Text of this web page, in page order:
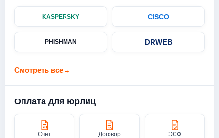
KASPERSKY CISCO
PHISHMAN DRWEB
Смотреть все→
Оплата для юрлиц
Счёт Договор ЭСФ